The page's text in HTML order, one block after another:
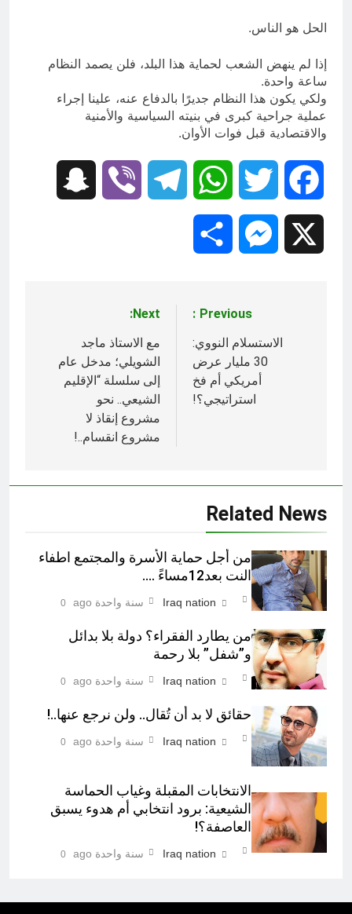
الحل هو الناس.
إذا لم ينهض الشعب لحماية هذا البلد، فلن يصمد النظام
ساعة واحدة.
ولكي يكون هذا النظام جديرًا بالدفاع عنه، علينا إجراء
عملية جراحية كبرى في بنيته السياسية والأمنية
والاقتصادية قبل فوات الأوان.
Facebook
Twitter
WhatsApp
Telegram
Viber
Messenger
المقالات
Previous:
الاستسلام النووي:
30 مليار عرض
أمريكي أم فخ
استراتيجي؟!
Next:
مع الاستاذ ماجد
الشويلي؛ مدخل عام
إلى سلسلة “الإقليم
الشيعي.. نحو
مشروع إنقاذ لا
مشروع انقسام..!
Related News
من أجل حماية الأسرة والمجتمع اطفاء
النت بعد12مساءً ….
Iraq nation سنة واحدة ago 0
من يطارد الفقراء؟ دولة بلا بدائل
و”شفل” بلا رحمة
Iraq nation سنة واحدة ago 0
حقائق لا بد أن تُقال.. ولن نرجع عنها..!
Iraq nation سنة واحدة ago 0
الانتخابات المقبلة وغياب الحماسة
الشيعية: برود انتخابي أم هدوء يسبق
العاصفة؟!
Iraq nation سنة واحدة ago 0